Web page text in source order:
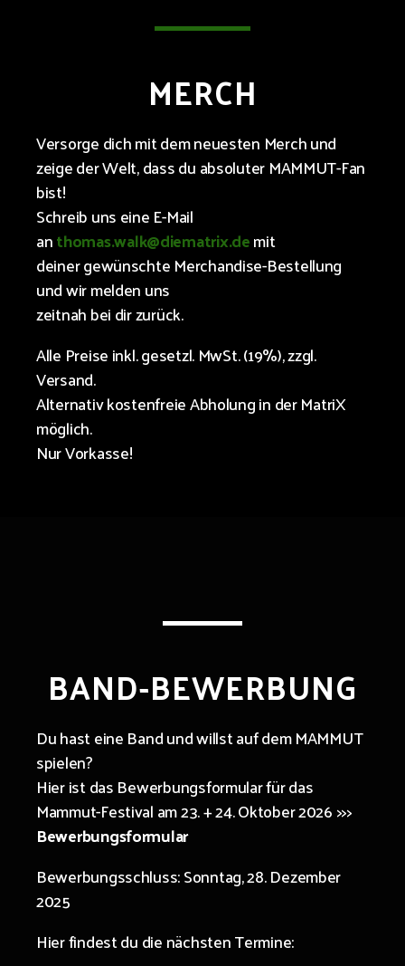
MERCH
Versorge dich mit dem neuesten Merch und
zeige der Welt, dass du absoluter MAMMUT-Fan
bist!
Schreib uns eine E-Mail
anthomas.walk@diematrix.demit
deiner gewünschte Merchandise-Bestellung
und wir melden uns
zeitnah bei dir zurück.
Alle Preise inkl. gesetzl. MwSt. (19%), zzgl.
Versand.
Alternativ kostenfreie Abholung in der MatriX
möglich.
Nur Vorkasse!
BAND-BEWERBUNG
Du hast eine Band und willst auf dem MAMMUT
spielen?
Hier ist das Bewerbungsformular für das
Mammut-Festival am 23. + 24. Oktober 2026 >>>
Bewerbungsformular
Bewerbungsschluss: Sonntag, 28. Dezember
2025
Hier findest du die nächsten Termine: